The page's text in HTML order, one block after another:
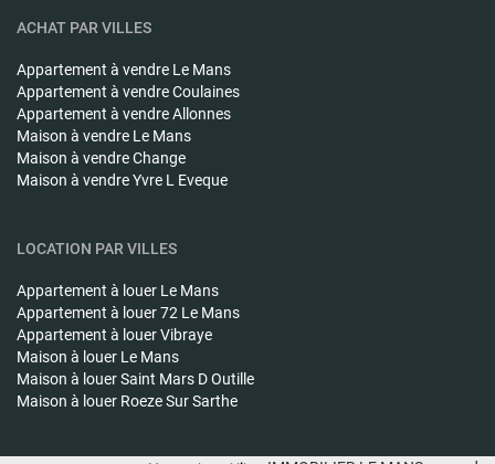
ACHAT PAR VILLES
Appartement à vendre Le Mans
Appartement à vendreCoulaines
Appartement à vendreAllonnes
Maison à vendre Le Mans
Maison à vendreChange
Maison à vendreYvre L Eveque
LOCATION PAR VILLES
Appartement à louer Le Mans
Appartement à louer72 Le Mans
Appartement à louerVibraye
Maison à louer Le Mans
Maison à louerSaint Mars D Outille
Maison à louer Roeze Sur Sarthe